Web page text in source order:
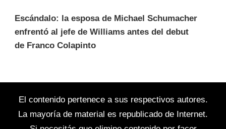
Escándalo: la esposa de Michael Schumacher
enfrentó al jefe de Williams antes del debut
de Franco Colapinto
El contenido pertenece a sus respectivos autores.
La mayoría de material es republicado de Internet.